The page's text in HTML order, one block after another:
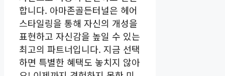
합니다. 아마존골든터널은 헤어
스타일링을 통해 자신의 개성을
표현하고 자신감을 높일 수 있는
최고의 파트너입니다. 지금 선택
하면 특별한 혜택도 놓치지 않아